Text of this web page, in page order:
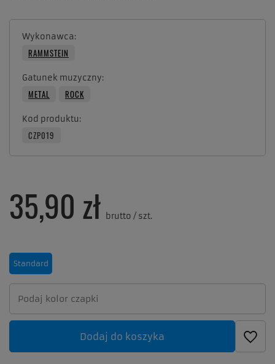
Wykonawca
RAMMSTEIN
Gatunek muzyczny
METAL ROCK
Kod produktu
CZP019
Standard
35,90 zł brutto / szt.
Dodaj do koszyka